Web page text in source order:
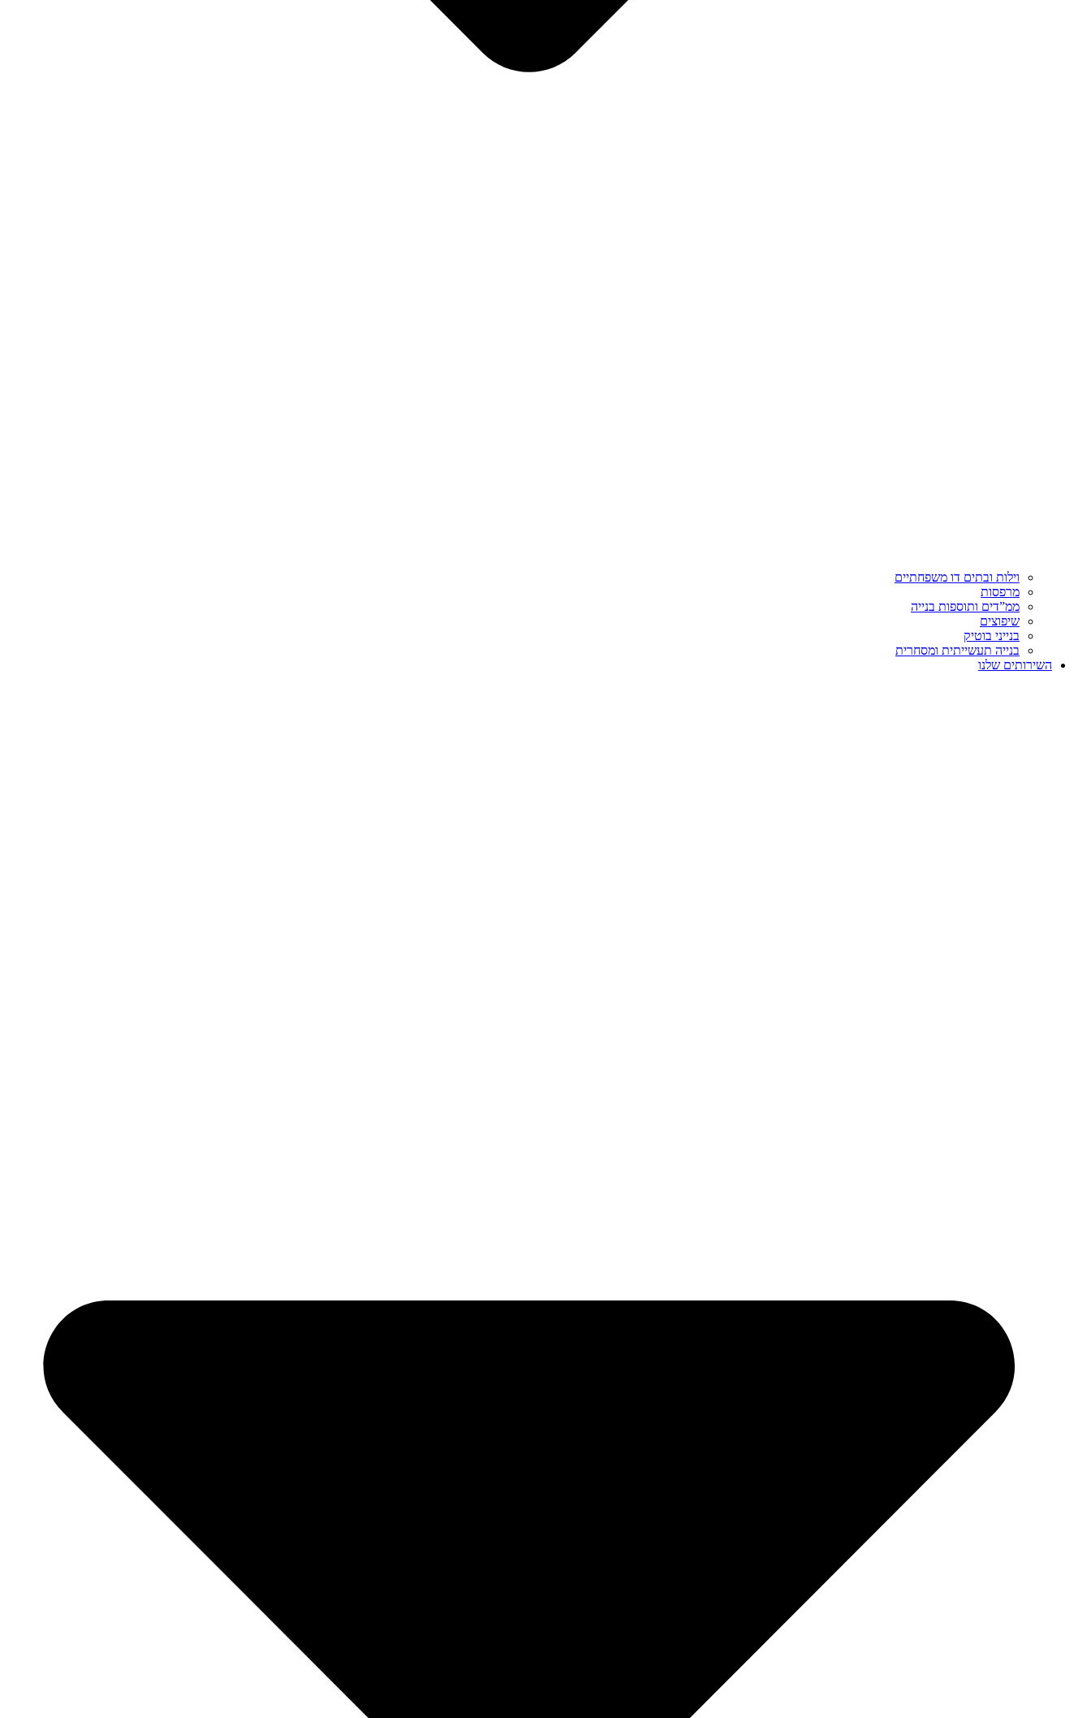
וילות ובתים דו משפחתיים
מרפסות
ממ”דים ותוספות בנייה
שיפוצים
בנייני בוטיק
בנייה תעשייתית ומסחרית
השירותים שלנו